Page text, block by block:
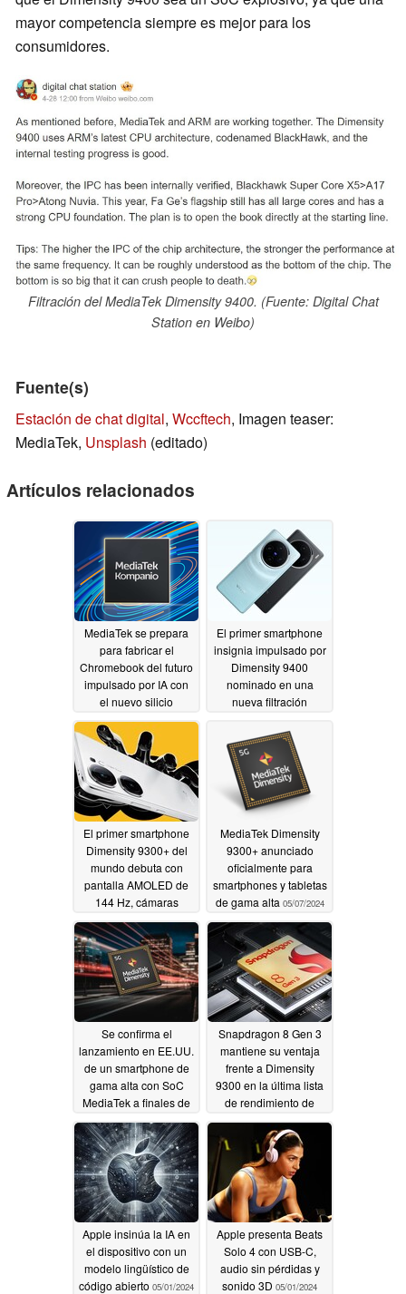
mayor competencia siempre es mejor para los
consumidores.
Filtración del MediaTek Dimensity 9400. (Fuente: Digital Chat
Station en Weibo)
Fuente(s)
Estación de chat digital, Wccftech, Imagen teaser:
MediaTek, Unsplash (editado)
Artículos relacionados
MediaTek se prepara
para fabricar el
Chromebook del futuro
impulsado por IA con
el nuevo silicio
Kompanio06/01/2024
El primer smartphone
insignia impulsado por
Dimensity 9400
nominado en una
nueva filtración
El primer smartphone
Dimensity 9300+ del
mundo debuta con
pantalla AMOLED de
144 Hz, cámaras
traseras duales de 50
MP y carga de 120 W
05/21/2024
MediaTek Dimensity
9300+ anunciado
oficialmente para
smartphones y tabletas
de gama alta 05/07/2024
Se confirma el
lanzamiento en EE.UU.
de un smartphone de
gama alta con SoC
MediaTek a finales de
este año05/03/2024
Snapdragon 8 Gen 3
mantiene su ventaja
frente a Dimensity
9300 en la última lista
de rendimiento de
buques insignia de
AnTuTu05/01/2024
Apple insinúa la IA en
el dispositivo con un
modelo lingüístico de
código abierto 05/01/2024
Apple presenta Beats
Solo 4 con USB-C,
audio sin pérdidas y
sonido 3D 05/01/2024